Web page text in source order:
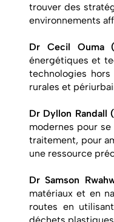
trouver des
environnements
Dr Cecil Ouma
énergétiques et
technologies
rurales et
Dr Dyllon Randall
modernes pour
traitement, pour
une ressource
Dr Samson
matériaux et en
routes en
déchets plastiques.